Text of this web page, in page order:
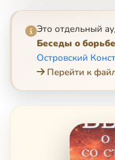
Это отдельный
Беседы о
Островский
Перейти к